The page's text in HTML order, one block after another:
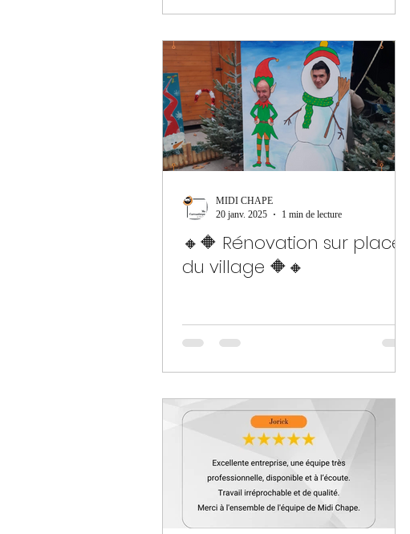
🔸🔶 Rénovation sur place
du village 🔶🔸
MIDI CHAPE
20 janv. 2025
1 min de lecture